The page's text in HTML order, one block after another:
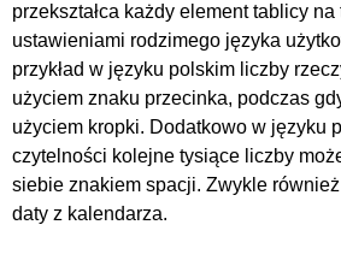
przekształca każdy element tablicy
ustawieniami rodzimego języka
przykład w języku polskim liczby
użyciem znaku przecinka, podczas
użyciem kropki. Dodatkowo w języku
czytelności kolejne tysiące liczby
siebie znakiem spacji. Zwykle
daty z kalendarza.